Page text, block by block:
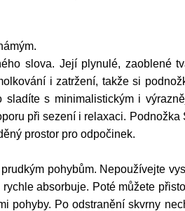
slova. Její plynulé, zaoblené
i zatržení, takže si
s minimalistickým i
při sezení i relaxaci.
prostor pro odpočinek.
pohybům. Nepoužívejte
absorbuje. Poté můžete
pohyby. Po odstranění skvrny